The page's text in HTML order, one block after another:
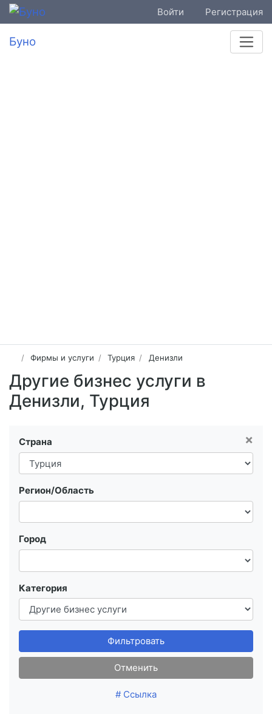
Войти Регистрация
Буно
Фирмы и услуги Турция Денизли
Другие бизнес услуги в
Денизли, Турция
×
Страна
Регион/Область
Город
Категория
Фильтровать
Отменить
# Ссылка